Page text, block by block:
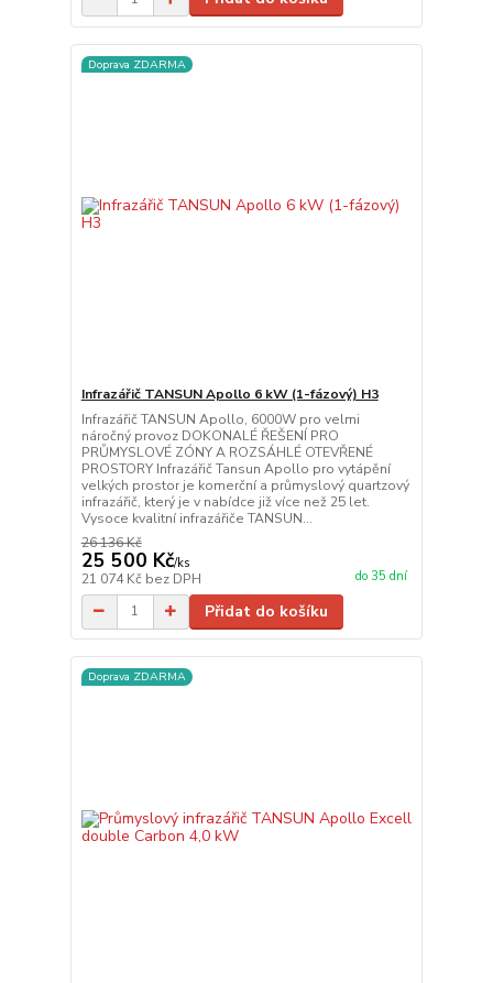
Doprava ZDARMA
Infrazářič TANSUN Apollo 6 kW (1-fázový) H3
Infrazářič TANSUN Apollo, 6000W pro velmi
náročný provoz DOKONALÉ ŘEŠENÍ PRO
PRŮMYSLOVÉ ZÓNY A ROZSÁHLÉ OTEVŘENÉ
PROSTORY Infrazářič Tansun Apollo pro vytápění
velkých prostor je komerční a průmyslový quartzový
infrazářič, který je v nabídce již více než 25 let.
Vysoce kvalitní infrazářiče TANSUN...
26 136 Kč
25 500 Kč/ks
21 074 Kč bez DPH do 35 dní
Přidat do košíku
Doprava ZDARMA